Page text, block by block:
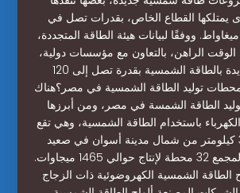
يمتلكها القطاع الخاص، بقدرات تصل في
المجمل إلى 1170 ميغاواط. ووفقًا لبيانات هيئة الطاقة المتجددة،
الراهن، بالتعاون مع مؤسسات دولية،
مشروعات جديدة بالطاقة الشمسية بقدرة تصل إلى 120
توليد الطاقة الشمسية في مصر؟هناك
الطاقة الشمسة في مصر، ومن أبرزها
الكهرباء باستخدام الطاقة الشمسية، وهي تقع
على مسافة 30 كيلومتر من شمال مدينة أسوان في صعيد
مصر، حيث يضم المجمع 32 محطة لإنتاج حوالي 1465 ميجاوات.
الطاقة الشمسية الكهروضوئية ذات الزجاج